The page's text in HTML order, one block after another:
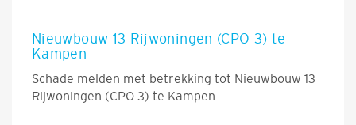
Nieuwbouw 13 Rijwoningen (CPO 3) te
Kampen
Schade melden met betrekking tot Nieuwbouw 13
Rijwoningen (CPO 3) te Kampen